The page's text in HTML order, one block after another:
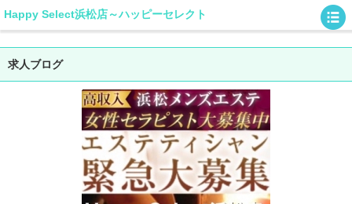
Happy Select浜松店～ハッピーセレクト
求人ブログ